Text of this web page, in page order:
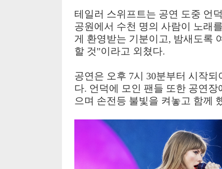
테일러 스위프트는 공연 도중 언
공원에서 수천 명의 사람이 노래
게 환영받는 기분이고, 밤새도록
할 것"이라고 외쳤다.
공연은 오후 7시 30분부터 시작
다. 언덕에 모인 팬들 또한 공연
으며 손전등 불빛을 켜놓고 함께